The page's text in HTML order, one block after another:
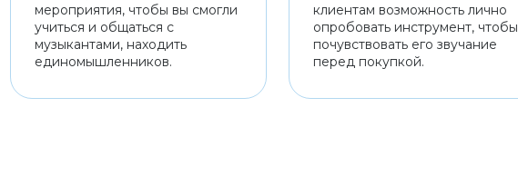
мероприятия, чтобы вы смогли
учиться и общаться с
музыкантами, находить
единомышленников.
клиентам возможность лично
опробовать инструмент, чтобы
почувствовать его звучание
перед покупкой.